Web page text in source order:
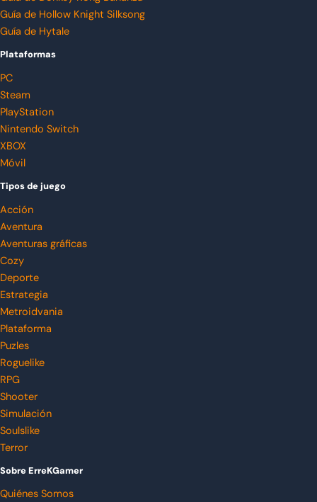
Guía de Hollow Knight Silksong
Guía de Hytale
Plataformas
PC
Steam
PlayStation
Nintendo Switch
XBOX
Móvil
Tipos de juego
Acción
Aventura
Aventuras gráficas
Cozy
Deporte
Estrategia
Metroidvania
Plataforma
Puzles
Roguelike
RPG
Shooter
Simulación
Soulslike
Terror
Sobre ErreKGamer
Quiénes Somos